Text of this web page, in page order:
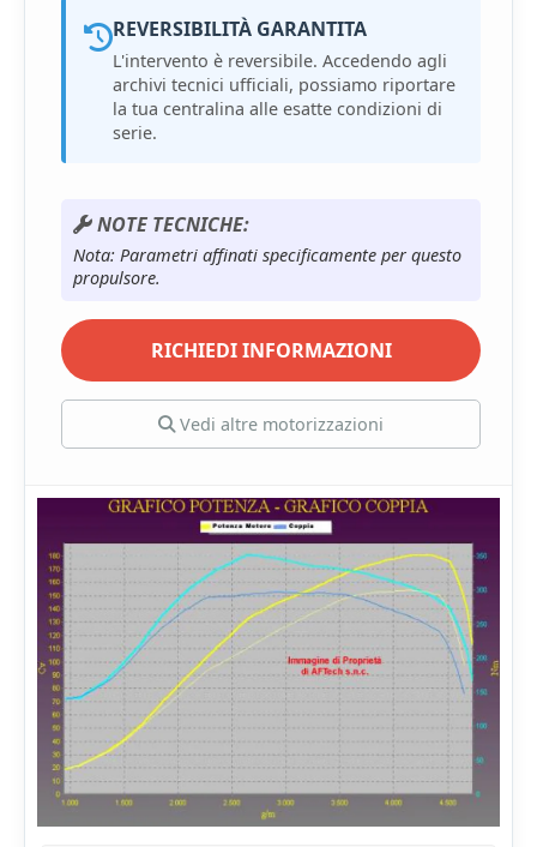
REVERSIBILITÀ GARANTITA
L'intervento è reversibile. Accedendo agli
archivi tecnici ufficiali, possiamo riportare
la tua centralina alle esatte condizioni di
serie.
NOTE TECNICHE:
Nota: Parametri affinati specificamente per questo
propulsore.
RICHIEDI INFORMAZIONI
Vedi altre motorizzazioni